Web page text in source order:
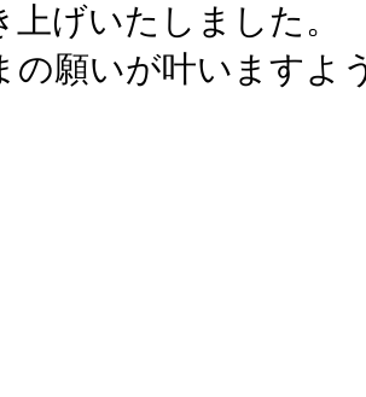
上げいたしました。
の願いが叶いますよ